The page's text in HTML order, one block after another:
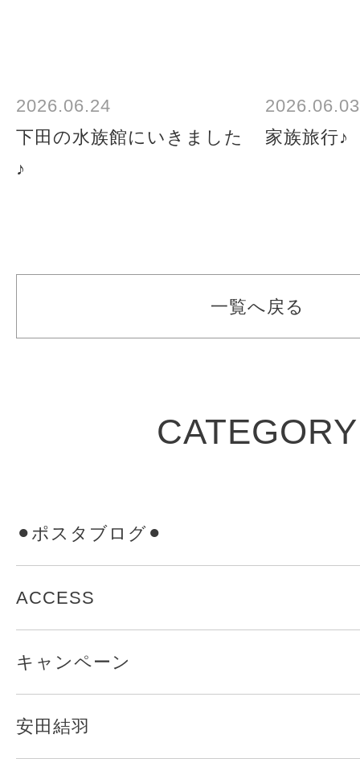
2026.06.24
下田の水族館にいきました
♪
2026.06.03
家族旅行♪
一覧へ戻る
CATEGORY
⚫︎ポスタブログ⚫︎
ACCESS
キャンペーン
安田結羽